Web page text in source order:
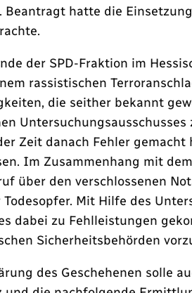
hatte die
der SPD-Fraktion im
rassistischen
die seither bekannt
Zeit danach Fehler
Im Zusammenhang mit
über den verschlossenen
Mit Hilfe des
dabei zu Fehlleistungen
Sicherheitsbehörden
des Geschehenen solle